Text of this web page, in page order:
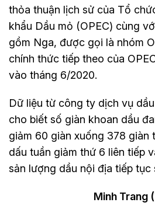
thỏa thuận lịch sử của Tổ
khẩu Dầu mỏ (OPEC) cùng
gồm Nga, được gọi là nhóm
chính thức tiếp theo của
vào tháng 6/2020.
Dữ liệu từ công ty dịch vụ
cho biết số giàn khoan dầu
giảm 60 giàn xuống 378 giàn
dấu tuần giảm thứ 6 liên tiếp
sản lượng dầu nội địa tiếp tục
Minh Trang